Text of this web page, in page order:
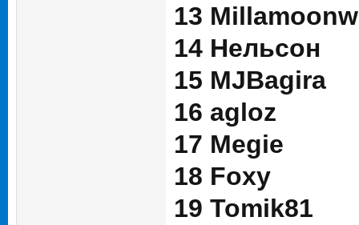
13
14 Нельсон
15 MJBagira
16 agloz
17 Megie
18 Foxy
19 Tomik81